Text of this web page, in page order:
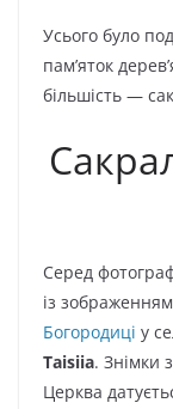
Усього було
пам’яток
більшість —
Серед
із зображенням
Богородиці у
Taisiia. Знімки
Церква